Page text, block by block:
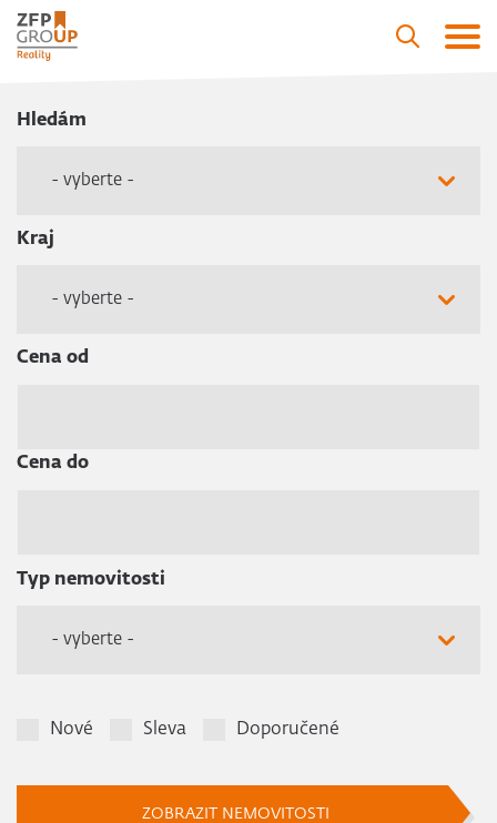
Hledám
- vyberte -
Kraj
- vyberte -
Cena od
Cena do
Typ nemovitosti
- vyberte -
Nové Sleva Doporučené
ZOBRAZIT NEMOVITOSTI